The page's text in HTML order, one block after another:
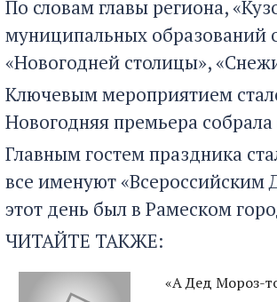
По словам главы региона,
муниципальных образований
«Новогодней столицы»,
Ключевым мероприятием
Новогодняя премьера
Главным гостем праздника
все именуют
этот день был в Рамеском
ЧИТАЙТЕ ТАКЖЕ:
«А Дед Мороз-